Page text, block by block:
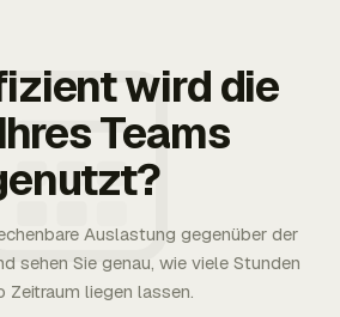
wird die
Teams
Auslastung gegenüber der
sehen Sie genau, wie viele Stunden
Zeitraum liegen lassen.